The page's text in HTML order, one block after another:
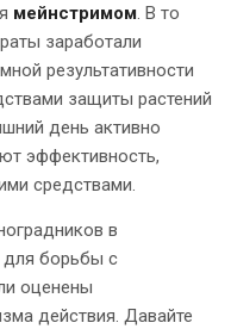
мейнстримом. В то
заработали
результативности
защиты растений
день активно
эффективность,
средствами.
в
для борьбы с
оценены
действия. Давайте